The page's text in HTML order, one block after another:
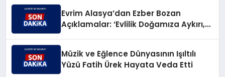
Evrim Alasya’dan Ezber Bozan
Açıklamalar: ‘Evlilik Doğamıza Aykırı,
Müzik ve Eğlence Dünyasının Işıltılı
Yüzü Fatih Ürek Hayata Veda Etti